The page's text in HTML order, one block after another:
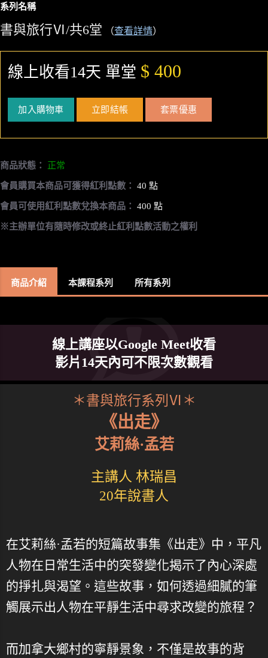
系列名稱
書與旅行Ⅵ/共6堂 （查看詳情）
線上收看14天 單堂 $ 400
加入購物車 立即結帳 套票優惠
商品狀態： 正常
會員購買本商品可獲得紅利點數： 40 點
會員可使用紅利點數兌換本商品： 400 點
※主辦單位有隨時修改或終止紅利點數活動之權利
商品介紹 本課程系列 所有系列
線上講座以Google Meet收看
影片14天內可不限次數觀看
＊書與旅行系列Ⅵ＊
《出走》
艾莉絲·孟若
主講人 林瑞昌
20年說書人
在艾莉絲·孟若的短篇故事集《出走》中，平凡
人物在日常生活中的突發變化揭示了內心深處
的掙扎與渴望。這些故事，如何透過細膩的筆
觸展示出人物在平靜生活中尋求改變的旅程？
而加拿大鄉村的寧靜景象，不僅是故事的背